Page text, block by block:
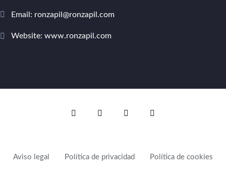
Email: ronzapil@ronzapil.com
Website: www.ronzapil.com
Aviso legal Política de privacidad Política de cookies